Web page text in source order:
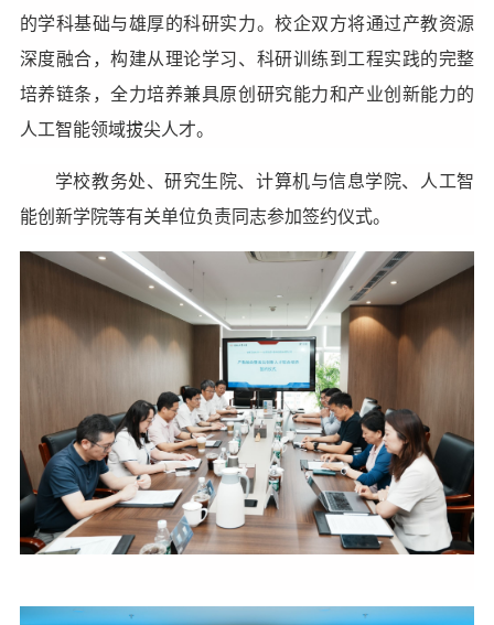
的学科基础与雄厚的科研实力。校企双方将通过产教资源
深度融合，构建从理论学习、科研训练到工程实践的完整
培养链条，全力培养兼具原创研究能力和产业创新能力的
人工智能领域拔尖人才。
学校教务处、研究生院、计算机与信息学院、人工智
能创新学院等有关单位负责同志参加签约仪式。